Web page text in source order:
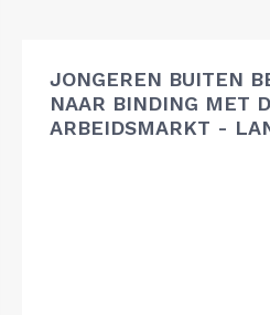
JONGEREN BUITEN
NAAR BINDING MET
ARBEIDSMARKT -